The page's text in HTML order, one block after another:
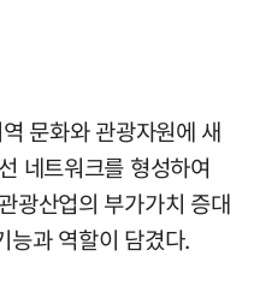
문화와 관광자원에 새
네트워크를 형성하여
광산업의 부가가치 증대
능과 역할이 담겼다.